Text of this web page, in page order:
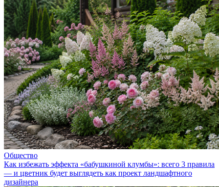
Общество
Как избежать эффекта «бабушкиной клумбы»: всего 3 правила
— и цветник будет выглядеть как проект ландшафтного
дизайнера